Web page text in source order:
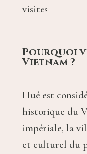
visites
Pourquoi
Vietnam ?
Hué est
historique du
impériale, la
et culturel du